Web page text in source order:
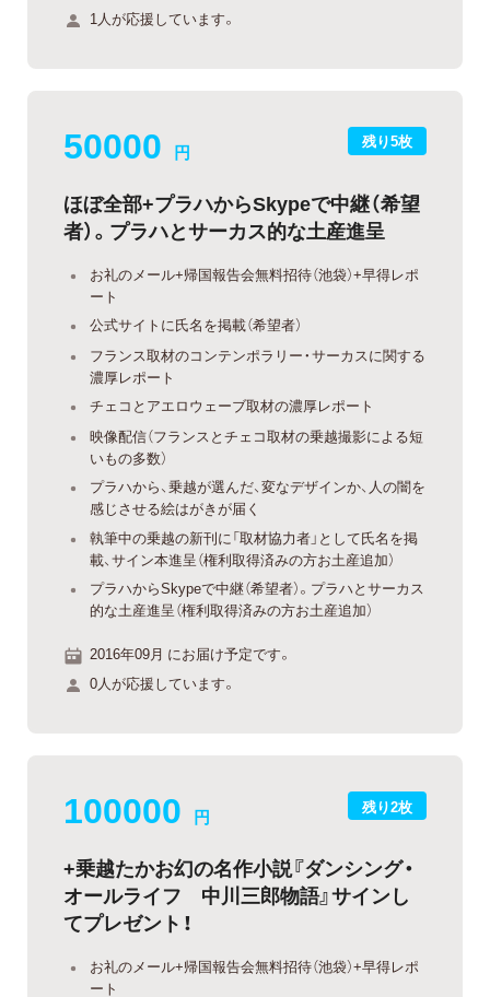
1人が応援しています。
残り5枚
50000 円
ほぼ全部+プラハからSkypeで中継（希望
者）。プラハとサーカス的な土産進呈
お礼のメール+帰国報告会無料招待（池袋）+早得レポ
ート
公式サイトに氏名を掲載（希望者）
フランス取材のコンテンポラリー・サーカスに関する
濃厚レポート
チェコとアエロウェーブ取材の濃厚レポート
映像配信（フランスとチェコ取材の乗越撮影による短
いもの多数）
プラハから、乗越が選んだ、変なデザインか、人の闇を
感じさせる絵はがきが届く
執筆中の乗越の新刊に「取材協力者」として氏名を掲
載、サイン本進呈（権利取得済みの方お土産追加）
プラハからSkypeで中継（希望者）。プラハとサーカス
的な土産進呈（権利取得済みの方お土産追加）
2016年09月 にお届け予定です。
0人が応援しています。
残り2枚
100000 円
+乗越たかお幻の名作小説『ダンシング・
オールライフ 中川三郎物語』サインし
てプレゼント！
お礼のメール+帰国報告会無料招待（池袋）+早得レポ
ート